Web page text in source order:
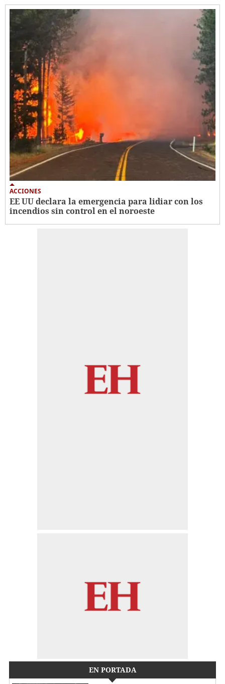
ACCIONES
EE UU declara la emergencia para lidiar con los
incendios sin control en el noroeste
EN PORTADA